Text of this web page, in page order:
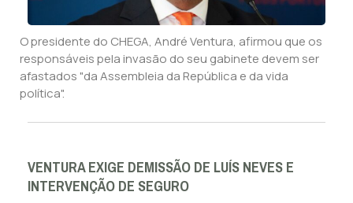
O presidente do CHEGA, André Ventura, afirmou que os
responsáveis pela invasão do seu gabinete devem ser
afastados "da Assembleia da República e da vida
política".
VENTURA EXIGE DEMISSÃO DE LUÍS NEVES E
INTERVENÇÃO DE SEGURO